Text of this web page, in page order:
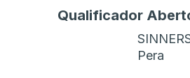
Qualificador
Pera